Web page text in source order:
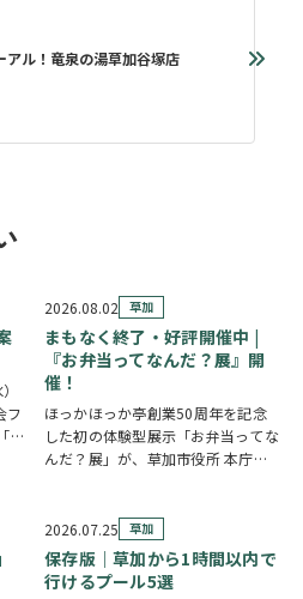
アル！竜泉の湯草加谷塚店
フ
消
2026.08.02 草加
まもなく終了・好評開催中 |
『お弁当ってなんだ？展』開
催！
ほっかほっか亭創業50周年を記念
した初の体験型展示「お弁当ってな
んだ？展」が、草加市役所 本庁舎1
見て・触れて・参加しながらお弁当
の魅力を楽しめるイベントです。お
子さまから大人…
2026.07.25 草加
保存版｜草加から1時間以内で
行けるプール5選